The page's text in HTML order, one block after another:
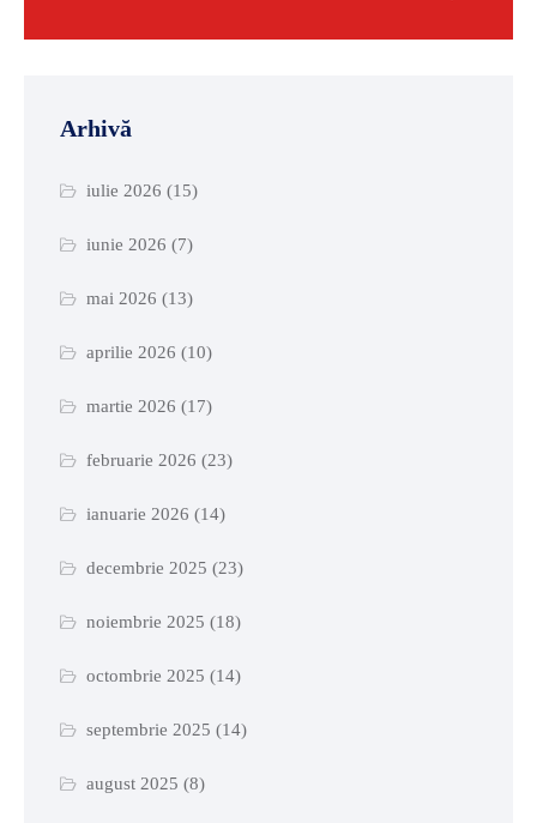
Arhivă
iulie 2026 (15)
iunie 2026 (7)
mai 2026 (13)
aprilie 2026 (10)
martie 2026 (17)
februarie 2026 (23)
ianuarie 2026 (14)
decembrie 2025 (23)
noiembrie 2025 (18)
octombrie 2025 (14)
septembrie 2025 (14)
august 2025 (8)